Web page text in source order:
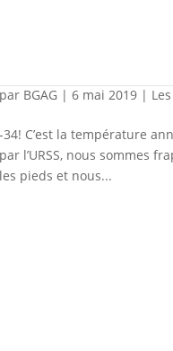
Davai à
par BGAG |6 mai 2019 |
-34! C’est la température
par l’URSS, nous sommes
les pieds et nous...